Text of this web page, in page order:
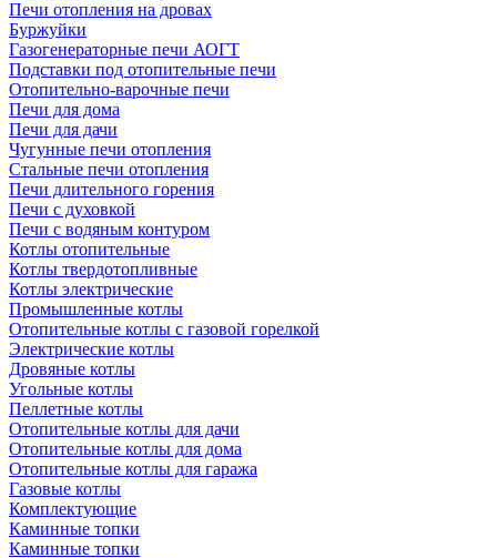
Печи отопления на дровах
Буржуйки
Газогенераторные печи АОГТ
Подставки под отопительные печи
Отопительно-варочные печи
Печи для дома
Печи для дачи
Чугунные печи отопления
Стальные печи отопления
Печи длительного горения
Печи с духовкой
Печи с водяным контуром
Котлы отопительные
Котлы твердотопливные
Котлы электрические
Промышленные котлы
Отопительные котлы с газовой горелкой
Электрические котлы
Дровяные котлы
Угольные котлы
Пеллетные котлы
Отопительные котлы для дачи
Отопительные котлы для дома
Отопительные котлы для гаража
Газовые котлы
Комплектующие
Каминные топки
Каминные топки